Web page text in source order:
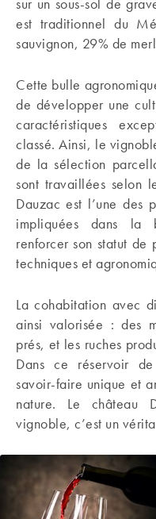
est traditionnel du
sauvignon, 29% de
Cette bulle
de développer une
caractéristiques
classé. Ainsi, le
de la sélection
sont travaillées selon
Dauzac est l’une des
impliquées dans la
renforcer son statut de
techniques et
La cohabitation avec
ainsi valorisée : des
prés, et les ruches
Dans ce réservoir
savoir-faire unique et
nature. Le château
vignoble, c’est un